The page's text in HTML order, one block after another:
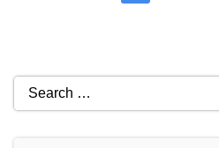
NAVIGATION
Search